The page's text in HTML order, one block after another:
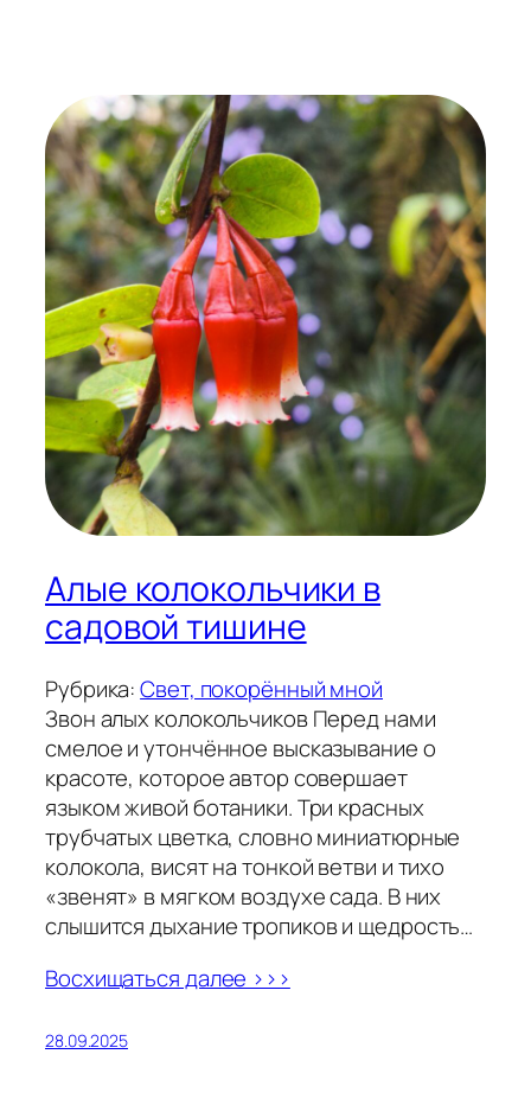
Алые колокольчики в
садовой тишине
Рубрика:Свет, покорённый мной
Звон алых колокольчиков Перед нами
смелое и утончённое высказывание о
красоте, которое автор совершает
языком живой ботаники. Три красных
трубчатых цветка, словно миниатюрные
колокола, висят на тонкой ветви и тихо
«звенят» в мягком воздухе сада. В них
слышится дыхание тропиков и щедрость…
Восхищаться далее >>>
28.09.2025